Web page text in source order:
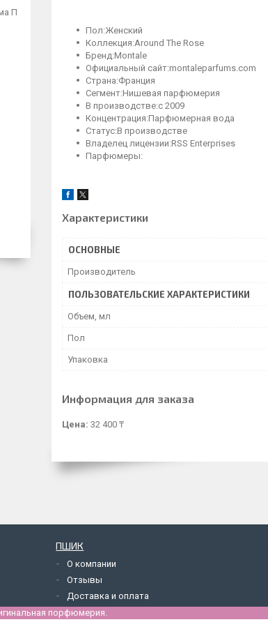
Пол:Женский
Коллекция:Around The Rose
Бренд:Montale
Официальный сайт:montaleparfums.com
Страна:Франция
Сегмент:Нишевая парфюмерия
В производстве:с 2009
Концентрация:Парфюмерная вода
Статус:В производстве
Владелец лицензии:RSS Enterprises
Парфюмеры:
Характеристики
ОСНОВНЫЕ
Производитель
ПОЛЬЗОВАТЕЛЬСКИЕ ХАРАКТЕРИСТИКИ
Объем, мл
Пол
Упаковка
Информация для заказа
Цена: 32 400 ₸
П
ПШИК
О компании
Отзывы
Доставка и оплата
порфюмерия.